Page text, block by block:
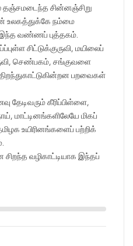
தஞ்சமடைந்த சின்னஞ்சிறு
உலகத்துக்கே நம்மை
இந்த வண்ணப் புத்தகம்.
சிட்டுக்குருவி, மயிலைப்
செண்பகம், சங்குவளை
பறவைகள்
தேடிவரும் கீரிப்பிள்ளை,
மாட்டினங்களிலேயே மிகப்
உயிரினங்களைப் பற்றிக்
வழிகாட்டியாக இந்தப்